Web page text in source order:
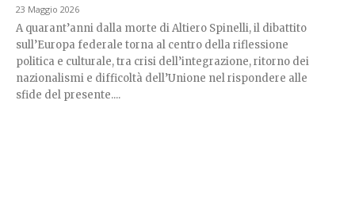
23 Maggio 2026
A quarant’anni dalla morte di Altiero Spinelli, il dibattito
sull’Europa federale torna al centro della riflessione
politica e culturale, tra crisi dell’integrazione, ritorno dei
nazionalismi e difficoltà dell’Unione nel rispondere alle
sfide del presente....